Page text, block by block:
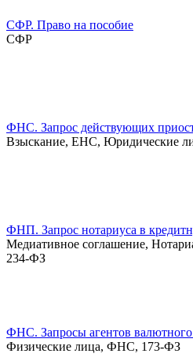
СФР. Право на пособие
СФР
ФНС. Запрос действующих
Взыскание, ЕНС, Юридические
ФНП. Запрос нотариуса в
Медиативное соглашение,
234-ФЗ
ФНС. Запросы агентов валютного
Физические лица, ФНС, 173-ФЗ